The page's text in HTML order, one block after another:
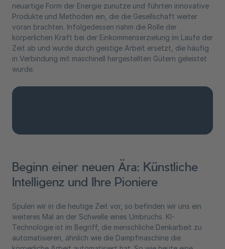
neuartige Form der Energie zunutze und führten innovative
Produkte und Methoden ein, die die Gesellschaft weiter
voran brachten. Infolgedessen nahm die Rolle der
körperlichen Kraft bei der Einkommenserzielung im Laufe der
Zeit ab und wurde durch geistige Arbeit ersetzt, die häufig
in Verbindung mit maschinell hergestellten Gütern geleistet
wurde.
Beginn einer neuen Ära: Künstliche
Intelligenz und Ihre Pioniere
Spulen wir in die heutige Zeit vor, so befinden wir uns ein
weiteres Mal an der Schwelle eines Umbruchs. KI-
Technologie ist im Begriff, die menschliche Denkarbeit zu
automatisieren, ähnlich wie die Dampfmaschine die